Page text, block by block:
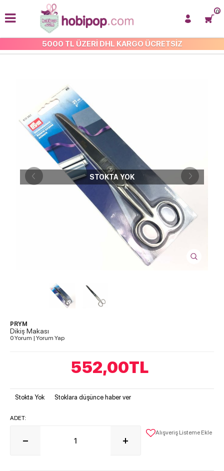
5000 TL ÜZERİ DHL KARGO ÜCRETSİZ
0
MAKAS VE KESİCİLER
STOKTA YOK
PRYM
Dikiş Makası
0 Yorum | Yorum Yap
552,00TL
Stokta Yok Stoklara düşünce haber ver
ADET:
Alışveriş Listeme Ekle